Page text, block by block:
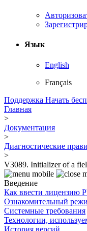
Язык
English
Français
Поддержка Начать
Главная
>
Документация
>
Диагностические
>
V3089. Initializer of a
Введение
Как ввести лицензию
Ознакомительный
Системные требования
Технологии,
История версий